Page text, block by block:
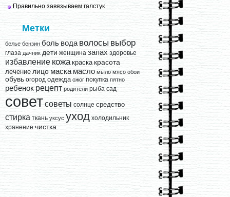
Правильно завязываем галстук
Метки
белье бензин боль вода волосы выбор
глаза дачник дети женщина запах здоровье
избавление кожа краска красота
лечение лицо маска масло мыло мясо обои
обувь огород одежда ожог покупка пятно
ребенок рецепт родители рыба сад
советсоветы солнце средство
стирка ткань уксус уход холодильник
хранение чистка